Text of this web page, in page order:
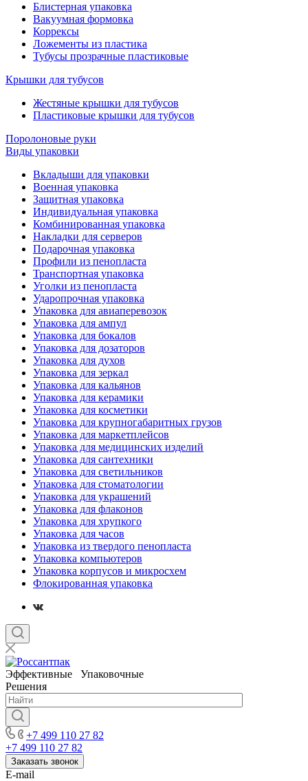
Блистерная упаковка
Вакуумная формовка
Коррексы
Ложементы из пластика
Тубусы прозрачные пластиковые
Крышки для тубусов
Жестяные крышки для тубусов
Пластиковые крышки для тубусов
Поролоновые руки
Виды упаковки
Вкладыши для упаковки
Военная упаковка
Защитная упаковка
Индивидуальная упаковка
Комбинированная упаковка
Накладки для серверов
Подарочная упаковка
Профили из пенопласта
Транспортная упаковка
Уголки из пенопласта
Ударопрочная упаковка
Упаковка для авиаперевозок
Упаковка для ампул
Упаковка для бокалов
Упаковка для дозаторов
Упаковка для духов
Упаковка для зеркал
Упаковка для кальянов
Упаковка для керамики
Упаковка для косметики
Упаковка для крупногабаритных грузов
Упаковка для маркетплейсов
Упаковка для медицинских изделий
Упаковка для сантехники
Упаковка для светильников
Упаковка для стоматологии
Упаковка для украшений
Упаковка для флаконов
Упаковка для хрупкого
Упаковка для часов
Упаковка из твердого пенопласта
Упаковка компьютеров
Упаковка корпусов и микросхем
Флокированная упаковка
Эффективные Упаковочные
Решения
+7 499 110 27 82
+7 499 110 27 82
Заказать звонок
E-mail